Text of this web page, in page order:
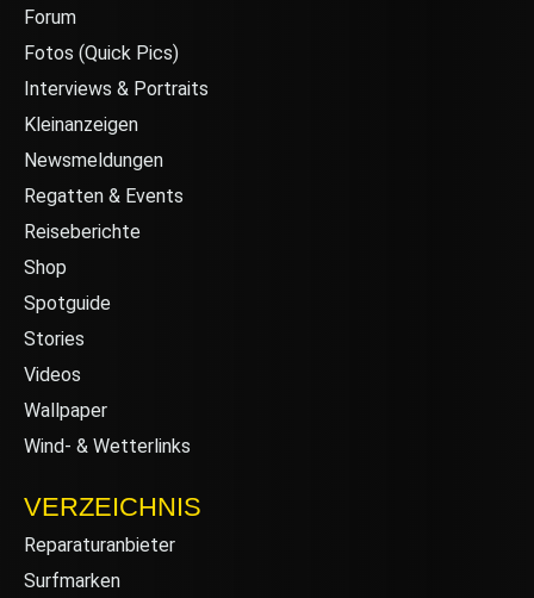
Forum
Fotos (Quick Pics)
Interviews & Portraits
Kleinanzeigen
Newsmeldungen
Regatten & Events
Reiseberichte
Shop
Spotguide
Stories
Videos
Wallpaper
Wind- & Wetterlinks
VERZEICHNIS
Reparaturanbieter
Surfmarken